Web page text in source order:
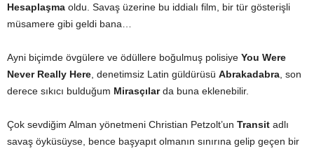
Hesaplaşma oldu. Savaş üzerine bu iddialı film, bir tür gösterişli
müsamere gibi geldi bana…
Ayni biçimde övgülere ve ödüllere boğulmuş polisiye You Were
Never Really Here , denetimsiz Latin güldürüsü Abrakadabra , son
derece sıkıcı bulduğum Mirasçılarda buna eklenebilir.
Çok sevdiğim Alman yönetmeni Christian Petzolt’un Transit adlı
savaş öyküsüyse, bence başyapıt olmanın sınırına gelip geçen bir